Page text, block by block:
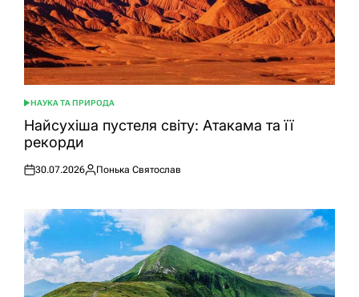
ОПУБЛІКУВАТИ
У
НАУКА ТА ПРИРОДА
Найсухіша пустеля світу: Атакама та її
рекорди
Оприлюднено
30.07.2026
Опубліковано
Понька Святослав